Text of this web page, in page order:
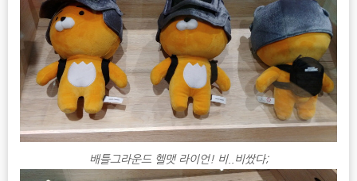
배틀그라운드 헬맷 라이언! 비..비쌌다;